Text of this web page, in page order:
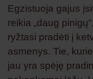
Egzistuoja gajus
reikia „daug
ryžtasi pradėti į
asmenys. Tie,
jau yra spėję